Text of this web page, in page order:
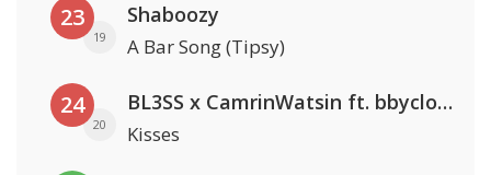
23
19
Shaboozy
A Bar Song (Tipsy)
24
20
BL3SS x CamrinWatsin ft. bbyclose
Kisses